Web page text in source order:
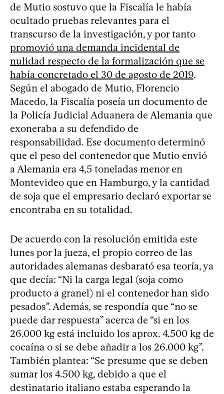
de Mutio sostuvo que la Fiscalía le había
ocultado pruebas relevantes para el
transcurso de la investigación, y por tanto
promovió una demanda incidental de
nulidad respecto de la formalización que se
había concretado el 30 de agosto de 2019.
Según el abogado de Mutio, Florencio
Macedo, la Fiscalía poseía un documento de
la Policía Judicial Aduanera de Alemania que
exoneraba a su defendido de
responsabilidad. Ese documento determinó
que el peso del contenedor que Mutio envió
a Alemania era 4,5 toneladas menor en
Montevideo que en Hamburgo, y la cantidad
de soja que el empresario declaró exportar se
encontraba en su totalidad.
De acuerdo con la resolución emitida este
lunes por la jueza, el propio correo de las
autoridades alemanas desbarató esa teoría, ya
que decía: “Ni la carga legal (soja como
producto a granel) ni el contenedor han sido
pesados”. Además, se respondía que “no se
puede dar respuesta” acerca de “si en los
26.000 kg está incluido los aprox. 4.500 kg de
cocaína o si se debe añadir a los 26.000 kg”.
También plantea: “Se presume que se deben
sumar los 4.500 kg, debido a que el
destinatario italiano estaba esperando la